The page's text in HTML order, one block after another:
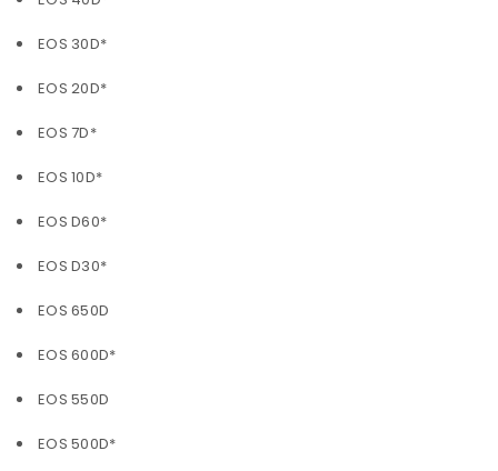
EOS 30D*
EOS 20D*
EOS 7D*
EOS 10D*
EOS D60*
EOS D30*
EOS 650D
EOS 600D*
EOS 550D
EOS 500D*